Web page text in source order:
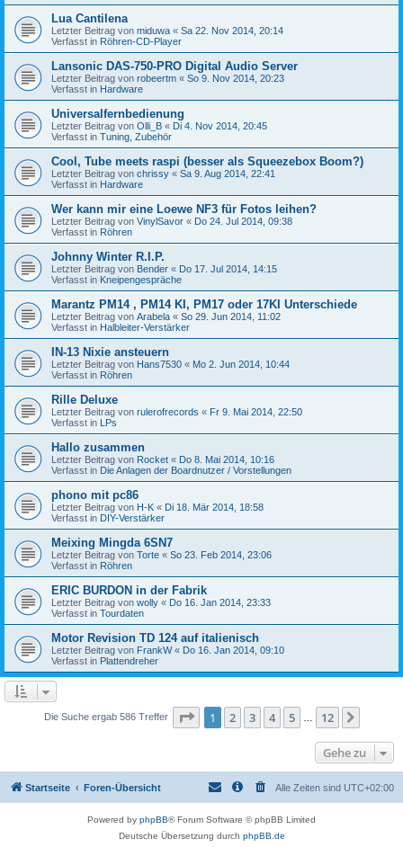
Lua Cantilena
Letzter Beitrag von miduwa « Sa 22. Nov 2014, 20:14
Verfasst in Röhren-CD-Player
Lansonic DAS-750-PRO Digital Audio Server
Letzter Beitrag von robeertm « So 9. Nov 2014, 20:23
Verfasst in Hardware
Universalfernbedienung
Letzter Beitrag von Olli_B « Di 4. Nov 2014, 20:45
Verfasst in Tuning, Zubehör
Cool, Tube meets raspi (besser als Squeezebox Boom?)
Letzter Beitrag von chrissy « Sa 9. Aug 2014, 22:41
Verfasst in Hardware
Wer kann mir eine Loewe NF3 für Fotos leihen?
Letzter Beitrag von VinylSavor « Do 24. Jul 2014, 09:38
Verfasst in Röhren
Johnny Winter R.I.P.
Letzter Beitrag von Bender « Do 17. Jul 2014, 14:15
Verfasst in Kneipengespräche
Marantz PM14 , PM14 KI, PM17 oder 17KI Unterschiede
Letzter Beitrag von Arabela « So 29. Jun 2014, 11:02
Verfasst in Halbleiter-Verstärker
IN-13 Nixie ansteuern
Letzter Beitrag von Hans7530 « Mo 2. Jun 2014, 10:44
Verfasst in Röhren
Rille Deluxe
Letzter Beitrag von rulerofrecords « Fr 9. Mai 2014, 22:50
Verfasst in LPs
Hallo zusammen
Letzter Beitrag von Rocket « Do 8. Mai 2014, 10:16
Verfasst in Die Anlagen der Boardnutzer / Vorstellungen
phono mit pc86
Letzter Beitrag von H-K « Di 18. Mär 2014, 18:58
Verfasst in DIY-Verstärker
Meixing Mingda 6SN7
Letzter Beitrag von Torte « So 23. Feb 2014, 23:06
Verfasst in Röhren
ERIC BURDON in der Fabrik
Letzter Beitrag von wolly « Do 16. Jan 2014, 23:33
Verfasst in Tourdaten
Motor Revision TD 124 auf italienisch
Letzter Beitrag von FrankW« Do 16. Jan 2014, 09:10
Verfasst in Plattendreher
Die Suche ergab 586 Treffer Seite 1von 12
1 2 3 4 5 12
Gehe zu
Startseite Foren-Übersicht Alle Zeiten sind UTC+02:00
Powered by phpBB® Forum Software © phpBB Limited
Deutsche Übersetzung durch phpBB.de